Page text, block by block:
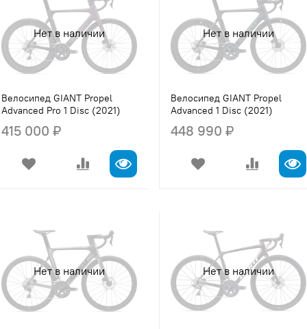
Нет в наличии
Велосипед GIANT Propel
Advanced Pro 1 Disc (2021)
415 000 ₽
Нет в наличии
Велосипед GIANT Propel
Advanced 1 Disc (2021)
448 990 ₽
Нет в наличии Нет в наличии